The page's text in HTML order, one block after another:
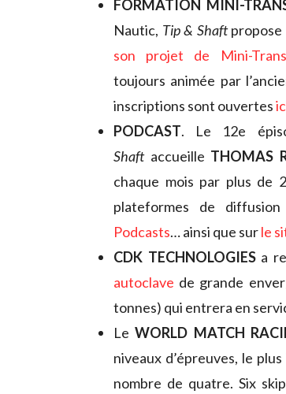
FORMATION MINI-
Nautic, Tip & Shaftpropose
son projet de Mini-
toujours animée par
inscriptions sont ouvertes
PODCAST. Le 12e
Shaftaccueille THOMAS
chaque mois par plus de
plateformes de
Podcasts… ainsi que surle
CDK TECHNOLOGIESa
autoclave de grande
tonnes) qui entrera en
LeWORLD MATCH
niveaux d’épreuves, le
nombre de quatre. Six